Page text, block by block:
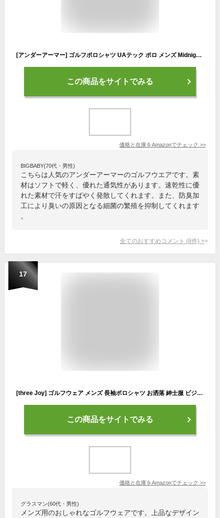
[アンダーアーマー] ゴルフポロシャツ UAテック ポロ メンズ Midnight Navy / Graphite / Graphite MD
この商品をサイトでみる
価格と在庫をAmazonでチェック >>
BIGBABY(70代・男性)
こちらは人気のアンダーアーマーのゴルフウエアです。素
材はソフトで軽く、優れた通気性があります。速乾性に優
れた素材で汗をすばやく発散してくれます。また、防臭加
工により臭いの原因となる細菌の繁殖を抑制してくれます
。
全てのおすすめコメント (8件) >
17
[three Joy] ゴルフウェア メンズ 長袖ポロシャツ お洒落 紳士服 ビジネス ぽろシャツ 綿 ｔシャツ バイカラー おしゃれ ダークグレー L
この商品をサイトでみる
価格と在庫をAmazonでチェック >>
グラスマン(60代・男性)
メンズ用のおしゃれなゴルフウェアです。上品なデザイン